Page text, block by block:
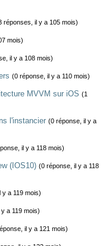
réponses, il y a 105 mois)
mois)
il y a 108 mois)
(0 réponse, il y a 110 mois)
MVVM sur iOS (1
l'instancier (0 réponse, il y a
il y a 118 mois)
(IOS10) (0 réponse, il y a 118
y a 119 mois)
a 119 mois)
il y a 121 mois)